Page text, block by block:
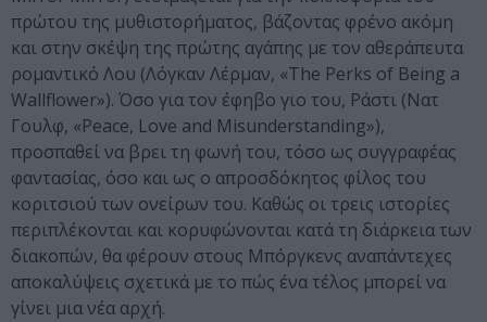
πρώτου της μυθιστορήματος, βάζοντας φρένο ακόμη
και στην σκέψη της πρώτης αγάπης με τον αθεράπευτα
ρομαντικό Λου (Λόγκαν Λέρμαν, «The Perks of Being a
Wallflower»). Όσο για τον έφηβο γιο του, Ράστι (Νατ
Γουλφ, «Peace, Love and Misunderstanding»),
προσπαθεί να βρει τη φωνή του, τόσο ως συγγραφέας
φαντασίας, όσο και ως ο απροσδόκητος φίλος του
κοριτσιού των ονείρων του. Καθώς οι τρεις ιστορίες
περιπλέκονται και κορυφώνονται κατά τη διάρκεια των
διακοπών, θα φέρουν στους Μπόργκενς αναπάντεχες
αποκαλύψεις σχετικά με το πώς ένα τέλος μπορεί να
γίνει μια νέα αρχή.